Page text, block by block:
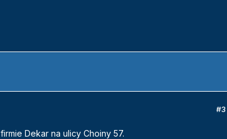
#3
Dekar na ulicy Choiny 57.